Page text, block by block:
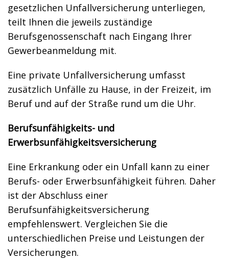
gesetzlichen Unfallversicherung unterliegen,
teilt Ihnen die jeweils zuständige
Berufsgenossenschaft nach Eingang Ihrer
Gewerbeanmeldung mit.
Eine private Unfallversicherung umfasst
zusätzlich Unfälle zu Hause, in der Freizeit, im
Beruf und auf der Straße rund um die Uhr.
Berufsunfähigkeits- und
Erwerbsunfähigkeitsversicherung
Eine Erkrankung oder ein Unfall kann zu einer
Berufs- oder Erwerbsunfähigkeit führen. Daher
ist der Abschluss einer
Berufsunfähigkeitsversicherung
empfehlenswert. Vergleichen Sie die
unterschiedlichen Preise und Leistungen der
Versicherungen.